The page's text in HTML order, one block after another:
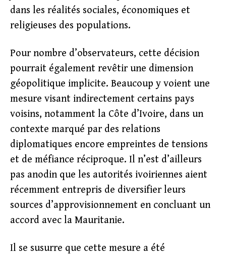
dans les réalités sociales, économiques et
religieuses des populations.
Pour nombre d’observateurs, cette décision
pourrait également revêtir une dimension
géopolitique implicite. Beaucoup y voient une
mesure visant indirectement certains pays
voisins, notamment la Côte d’Ivoire, dans un
contexte marqué par des relations
diplomatiques encore empreintes de tensions
et de méfiance réciproque. Il n’est d’ailleurs
pas anodin que les autorités ivoiriennes aient
récemment entrepris de diversifier leurs
sources d’approvisionnement en concluant un
accord avec la Mauritanie.
Il se susurre que cette mesure a été